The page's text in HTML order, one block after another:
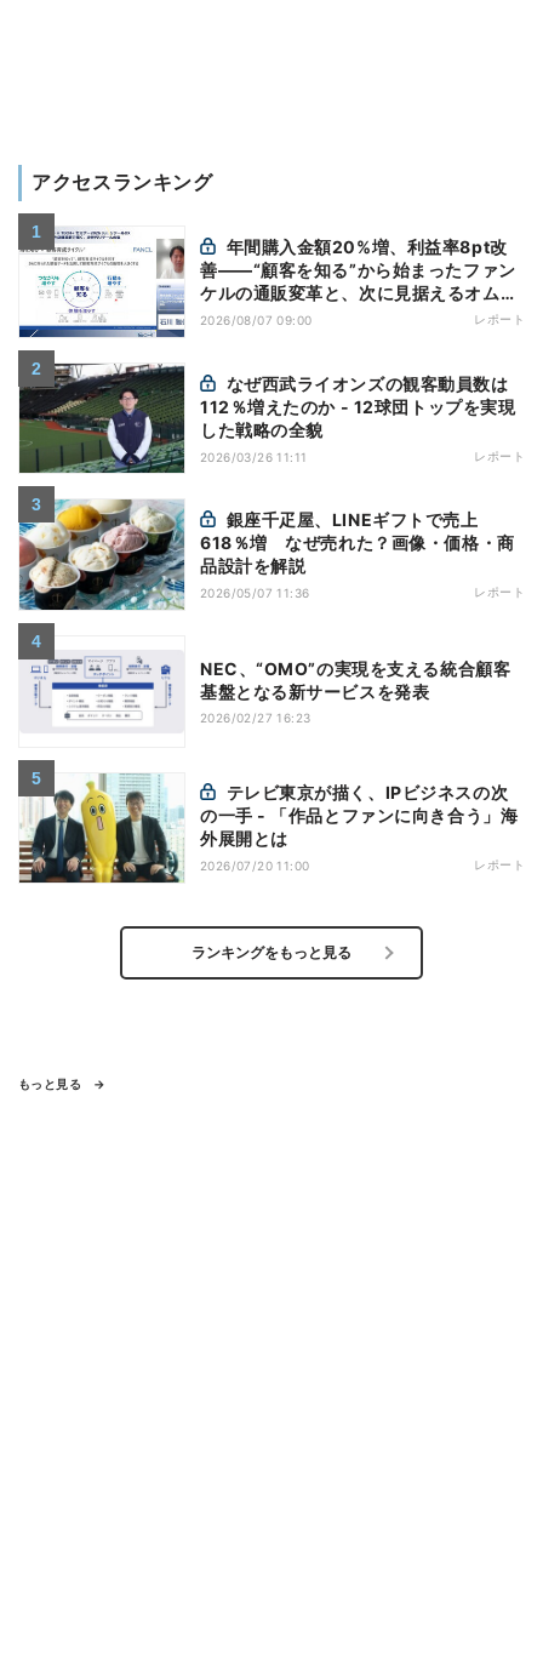
アクセスランキング
善——“顧客を知る”から始まったファン
ケルの通販変革と、次に見据えるオムニ
チャネル
2026/08/07 09:00 レポート
112％増えたのか - 12球団トップを実現
した戦略の全貌
2026/03/26 11:11 レポート
618％増 なぜ売れた？画像・価格・商
品設計を解説
2026/05/07 11:36 レポート
NEC、“OMO”の実現を支える統合顧客
基盤となる新サービスを発表
2026/02/27 16:23
の一手 - 「作品とファンに向き合う」海
外展開とは
2026/07/20 11:00 レポート
ランキングをもっと見る
もっと見る